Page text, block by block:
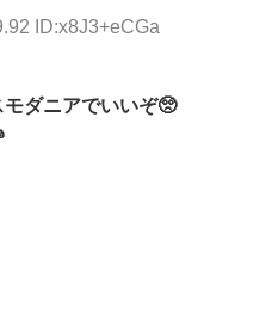
ID:x8J3+eCGa
モダニアでいいぞ🥺